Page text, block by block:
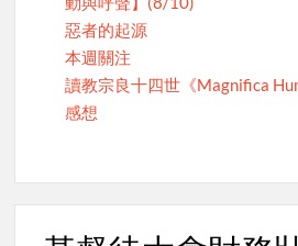
惡者的起源
本週關注
讀教宗良十四世《Magnifica
感想